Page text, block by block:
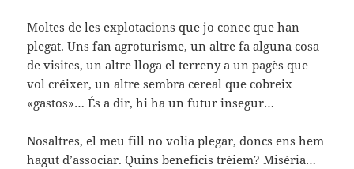
Moltes de les explotacions que jo conec que han
plegat. Uns fan agroturisme, un altre fa alguna cosa
de visites, un altre lloga el terreny a un pagès que
vol créixer, un altre sembra cereal que cobreix
«gastos»… És a dir, hi ha un futur insegur…
Nosaltres, el meu fill no volia plegar, doncs ens hem
hagut d’associar. Quins beneficis trèiem? Misèria…